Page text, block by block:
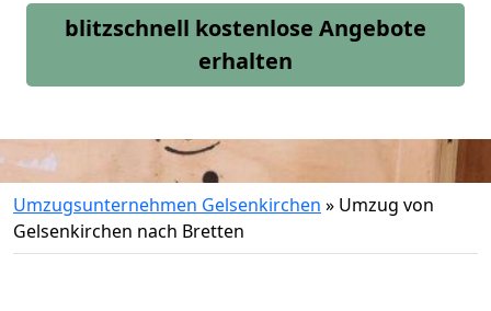
blitzschnell kostenlose Angebote
erhalten
Umzugsunternehmen Gelsenkirchen » Umzug von
Gelsenkirchen nach Bretten